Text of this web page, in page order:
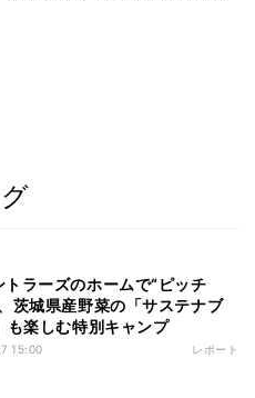
トラーズのホームで“ピッチ
茨城県産野菜の「サステナブ
も楽しむ特別キャンプ
15:00 レポート